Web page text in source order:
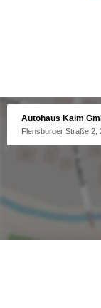
Autohaus Kaim
Flensburger Straße 2,